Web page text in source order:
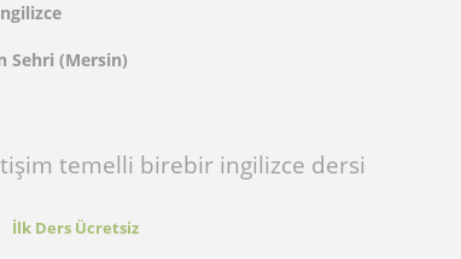
Sehri (Mersin)
temelli birebir ingilizce dersi
İlk Ders Ücretsiz